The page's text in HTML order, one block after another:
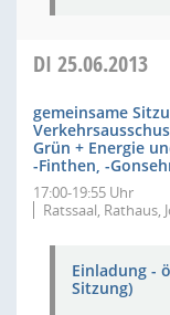
DI 25.06.2013
gemeinsame
Grün + Energie
-Finthen, -
17:00-19:55 Uhr
Ratssaal, Rathaus,
Einladung -
Sitzung)